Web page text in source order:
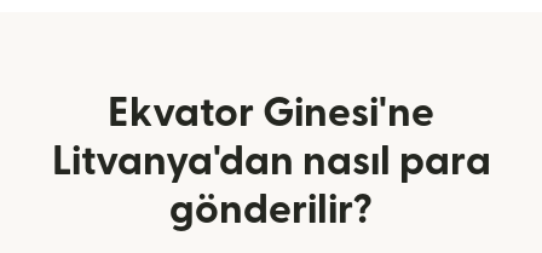
Ekvator Ginesi'ne
Litvanya'dan nasıl para
gönderilir?